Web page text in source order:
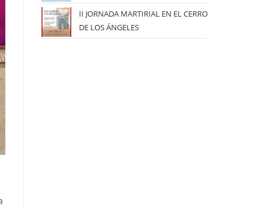
II JORNADA MARTIRIAL EN EL CERRO
DE LOS ÁNGELES